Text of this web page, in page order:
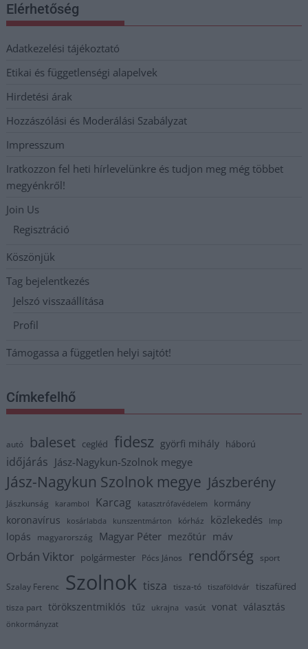
Elérhetőség
Adatkezelési tájékoztató
Etikai és függetlenségi alapelvek
Hirdetési árak
Hozzászólási és Moderálási Szabályzat
Impresszum
Iratkozzon fel heti hírlevelünkre és tudjon meg még többet
megyénkről!
Join Us
Regisztráció
Köszönjük
Tag bejelentkezés
Jelszó visszaállítása
Profil
Támogassa a független helyi sajtót!
Címkefelhő
autó baleset cegléd fidesz györfi mihály háború
időjárás Jász-Nagykun-Szolnok megye
Jász-Nagykun Szolnok megye Jászberény
Jászkunság karambol Karcag katasztrófavédelem kormány
koronavírus kosárlabda kunszentmárton kórház közlekedés lmp
lopás magyarország Magyar Péter mezőtúr máv
Orbán Viktor polgármester Pócs János rendőrség sport
Szalay Ferenc Szolnok tisza tisza-tó tiszaföldvár tiszafüred
tisza part törökszentmiklós tűz ukrajna vasút vonat választás
önkormányzat